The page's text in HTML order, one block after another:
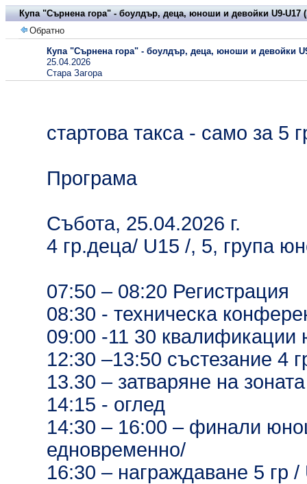
Купа "Сърнена гора" - боулдър, деца, юноши и девойки U9-U17
Обратно
Купа "Сърнена гора" - боулдър, деца, юноши и девойки
25.04.2026
Стара Загора
стартова такса - само за 5
Програма
Събота, 25.04.2026 г.
4 гр.деца/ U15 /, 5, група
07:50 – 08:20 Регистрация
08:30 - техническа
09:00 -11 30
12:30 –13:50 състезание 4
13.30 – затваряне на
14:15 - оглед
14:30 – 16:00 – финали
едновременно/
16:30 – награждаване 5 гр